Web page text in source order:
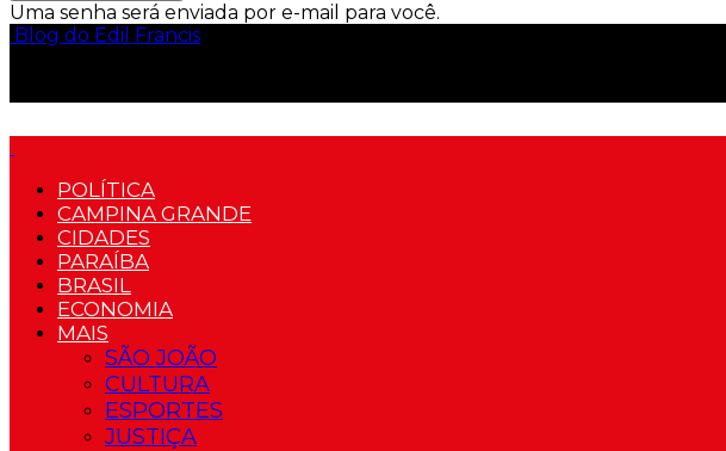
Uma senha será enviada por e-mail para você.
Blog do Edil Francis
POLÍTICA
CAMPINA GRANDE
CIDADES
PARAÍBA
BRASIL
ECONOMIA
MAIS
SÃO JOÃO
CULTURA
ESPORTES
JUSTIÇA